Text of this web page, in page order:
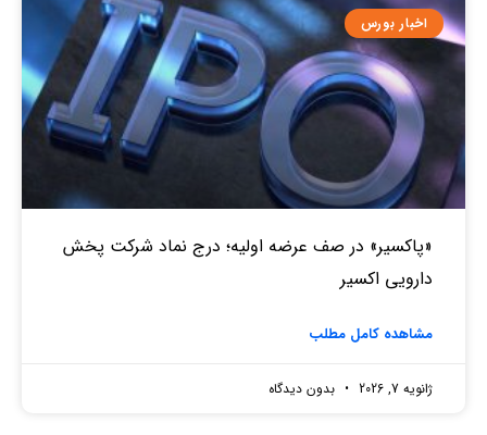
اخبار بورس
«پاکسیر» در صف عرضه اولیه؛ درج نماد شرکت پخش
دارویی اکسیر
مشاهده کامل مطلب
ژانویه 7, 2026 بدون دیدگاه